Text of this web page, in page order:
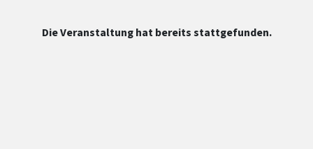
Die Veranstaltung hat bereits stattgefunden.